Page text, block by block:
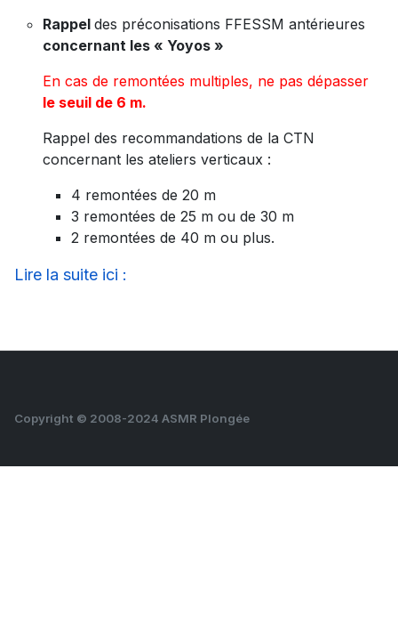
Rappel des préconisations FFESSM antérieures
concernant les « Yoyos »
En cas de remontées multiples, ne pas dépasser
le seuil de 6 m.
Rappel des recommandations de la CTN
concernant les ateliers verticaux :
4 remontées de 20 m
3 remontées de 25 m ou de 30 m
2 remontées de 40 m ou plus.
Lire la suite ici :
Copyright © 2008-2024 ASMR Plongée